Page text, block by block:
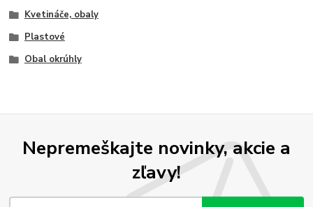
Kvetináče, obaly
Plastové
Obal okrúhly
Nepremeškajte novinky, akcie a
zľavy!